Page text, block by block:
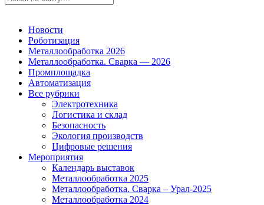
Новости
Роботизация
Металлообработка 2026
Металлообработка. Сварка — 2026
Промплощадка
Автоматизация
Все рубрики
Электротехника
Логистика и склад
Безопасность
Экология производств
Цифровые решения
Мероприятия
Календарь выставок
Металлообработка 2025
Металлообработка. Сварка – Урал-2025
Металлообработка 2024